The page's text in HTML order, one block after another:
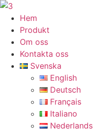
Hoppa
innehåll
Hem
Produkt
Om oss
Kontakta oss
Svenska
English
Deutsch
Français
Italiano
Nederlands